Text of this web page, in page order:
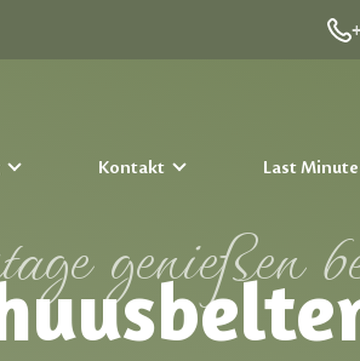
Kontakt Last Minute
genießen